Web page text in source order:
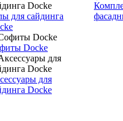
для сайдинга
Docke
для
Docke